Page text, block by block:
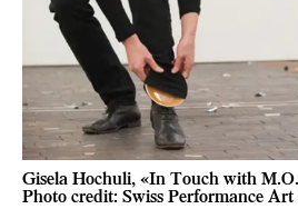
Gisela Hochuli, «In Touch with M.O.
Photo credit: Swiss Performance